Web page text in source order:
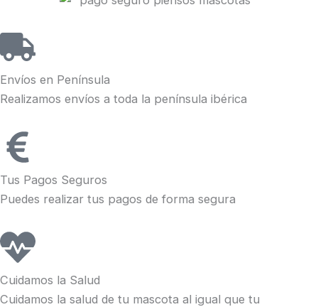
Envíos en Península
Realizamos envíos a toda la península ibérica
Tus Pagos Seguros
Puedes realizar tus pagos de forma segura
Cuidamos la Salud
Cuidamos la salud de tu mascota al igual que tu